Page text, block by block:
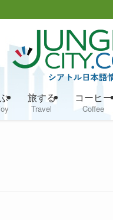
旅する
Travel
コーヒー
Coffee